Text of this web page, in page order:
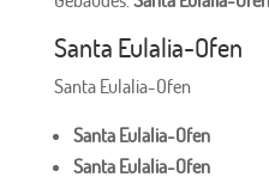
Santa Eulalia-Ofen
Santa Eulalia-Ofen
Santa Eulalia-Ofen
Santa Eulalia-Ofen